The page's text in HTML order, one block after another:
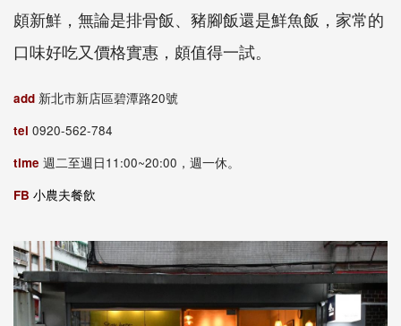
頗新鮮，無論是排骨飯、豬腳飯還是鮮魚飯，家常的
口味好吃又價格實惠，頗值得一試。
add 新北市新店區碧潭路20號
tel 0920-562-784
time 週二至週日11:00~20:00，週一休。
FB 小農夫餐飲